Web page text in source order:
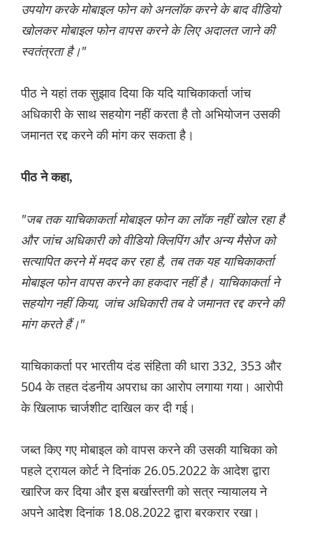
उपयोग करके मोबाइल फोन को अनलॉक करने के बाद वीडियो
खोलकर मोबाइल फोन वापस करने के लिए अदालत जाने की
स्वतंत्रता है।"
पीठ ने यहां तक सुझाव दिया कि यदि याचिकाकर्ता जांच
अधिकारी के साथ सहयोग नहीं करता है तो अभियोजन उसकी
जमानत रद्द करने की मांग कर सकता है।
पीठ ने कहा,
"जब तक याचिकाकर्ता मोबाइल फोन का लॉक नहीं खोल रहा है
और जांच अधिकारी को वीडियो क्लिपिंग और अन्य मैसेज को
सत्यापित करने में मदद कर रहा है, तब तक यह याचिकाकर्ता
मोबाइल फोन वापस करने का हकदार नहीं है। याचिकाकर्ता ने
सहयोग नहीं किया, जांच अधिकारी तब वे जमानत रद्द करने की
मांग करते हैं।"
याचिकाकर्ता पर भारतीय दंड संहिता की धारा 332, 353 और
504 के तहत दंडनीय अपराध का आरोप लगाया गया। आरोपी
के खिलाफ चार्जशीट दाखिल कर दी गई।
जब्त किए गए मोबाइल को वापस करने की उसकी याचिका को
पहले ट्रायल कोर्ट ने दिनांक 26.05.2022 के आदेश द्वारा
खारिज कर दिया और इस बर्खास्तगी को सत्र न्यायालय ने
अपने आदेश दिनांक 18.08.2022 द्वारा बरकरार रखा।